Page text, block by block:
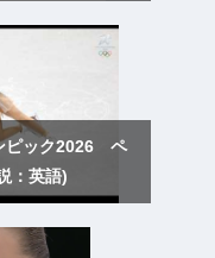
ピック2026 ペ
：英語)